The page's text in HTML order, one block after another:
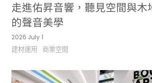
走進佑昇音響，聽見空間與木
的聲音美學
2026 July 1
建材運用 商業空間